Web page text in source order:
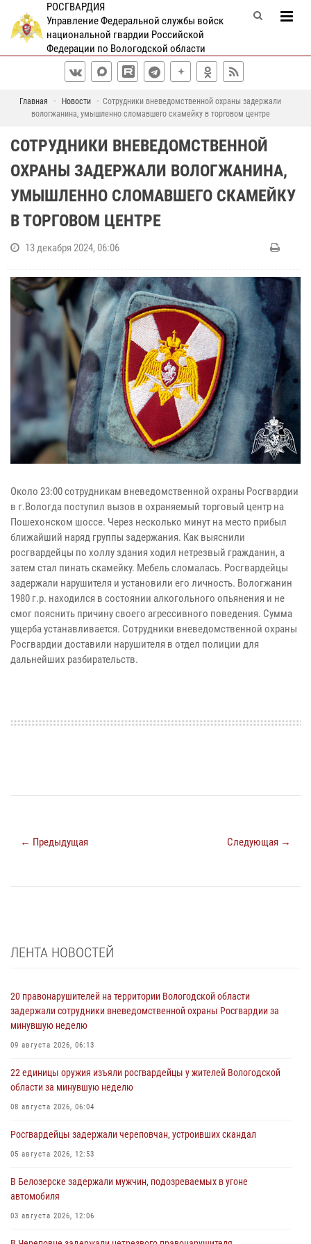
РОСГВАРДИЯ
Управление Федеральной службы войск
национальной гвардии Российской
Федерации по Вологодской области
Главная Новости
Сотрудники вневедомственной охраны задержали
вологжанина, умышленно сломавшего скамейку в торговом центре
СОТРУДНИКИ ВНЕВЕДОМСТВЕННОЙ
ОХРАНЫ ЗАДЕРЖАЛИ ВОЛОГЖАНИНА,
УМЫШЛЕННО СЛОМАВШЕГО СКАМЕЙКУ
В ТОРГОВОМ ЦЕНТРЕ
13 декабря 2024, 06:06
Около 23:00 сотрудникам вневедомственной охраны Росгвардии
в г.Вологда поступил вызов в охраняемый торговый центр на
Пошехонском шоссе. Через несколько минут на место прибыл
ближайший наряд группы задержания. Как выяснили
росгвардейцы по холлу здания ходил нетрезвый гражданин, а
затем стал пинать скамейку. Мебель сломалась. Росгвардейцы
задержали нарушителя и установили его личность. Вологжанин
1980 г.р. находился в состоянии алкогольного опьянения и не
смог пояснить причину своего агрессивного поведения. Сумма
ущерба устанавливается. Сотрудники вневедомственной охраны
Росгвардии доставили нарушителя в отдел полиции для
дальнейших разбирательств.
← Предыдущая Следующая →
ЛЕНТА НОВОСТЕЙ
20 правонарушителей на территории Вологодской области
задержали сотрудники вневедомственной охраны Росгвардии за
минувшую неделю
09 августа 2026, 06:13
22 единицы оружия изъяли росгвардейцы у жителей Вологодской
области за минувшую неделю
08 августа 2026, 06:04
Росгвардейцы задержали череповчан, устроивших скандал
05 августа 2026, 12:53
В Белозерске задержали мужчин, подозреваемых в угоне
автомобиля
03 августа 2026, 12:06